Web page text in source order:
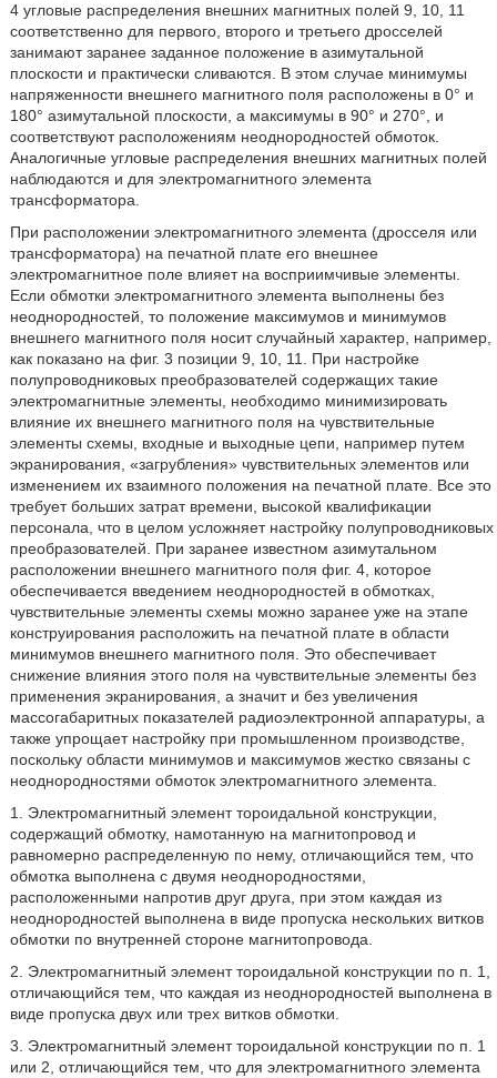
4 угловые распределения внешних магнитных полей 9, 10, 11
соответственно для первого, второго и третьего дросселей
занимают заранее заданное положение в азимутальной
плоскости и практически сливаются. В этом случае минимумы
напряженности внешнего магнитного поля расположены в 0° и
180° азимутальной плоскости, а максимумы в 90° и 270°, и
соответствуют расположениям неоднородностей обмоток.
Аналогичные угловые распределения внешних магнитных полей
наблюдаются и для электромагнитного элемента
трансформатора.
При расположении электромагнитного элемента (дросселя или
трансформатора) на печатной плате его внешнее
электромагнитное поле влияет на восприимчивые элементы.
Если обмотки электромагнитного элемента выполнены без
неоднородностей, то положение максимумов и минимумов
внешнего магнитного поля носит случайный характер, например,
как показано на фиг. 3 позиции 9, 10, 11. При настройке
полупроводниковых преобразователей содержащих такие
электромагнитные элементы, необходимо минимизировать
влияние их внешнего магнитного поля на чувствительные
элементы схемы, входные и выходные цепи, например путем
экранирования, «загрубления» чувствительных элементов или
изменением их взаимного положения на печатной плате. Все это
требует больших затрат времени, высокой квалификации
персонала, что в целом усложняет настройку полупроводниковых
преобразователей. При заранее известном азимутальном
расположении внешнего магнитного поля фиг. 4, которое
обеспечивается введением неоднородностей в обмотках,
чувствительные элементы схемы можно заранее уже на этапе
конструирования расположить на печатной плате в области
минимумов внешнего магнитного поля. Это обеспечивает
снижение влияния этого поля на чувствительные элементы без
применения экранирования, а значит и без увеличения
массогабаритных показателей радиоэлектронной аппаратуры, а
также упрощает настройку при промышленном производстве,
поскольку области минимумов и максимумов жестко связаны с
неоднородностями обмоток электромагнитного элемента.
1. Электромагнитный элемент тороидальной конструкции,
содержащий обмотку, намотанную на магнитопровод и
равномерно распределенную по нему, отличающийся тем, что
обмотка выполнена с двумя неоднородностями,
расположенными напротив друг друга, при этом каждая из
неоднородностей выполнена в виде пропуска нескольких витков
обмотки по внутренней стороне магнитопровода.
2. Электромагнитный элемент тороидальной конструкции по п. 1,
отличающийся тем, что каждая из неоднородностей выполнена в
виде пропуска двух или трех витков обмотки.
3. Электромагнитный элемент тороидальной конструкции по п. 1
или 2, отличающийся тем, что для электромагнитного элемента